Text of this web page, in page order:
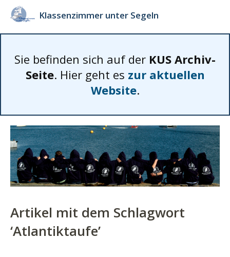
Klassenzimmer unter Segeln
Sie befinden sich auf der KUS Archiv-
Seite. Hier geht es zur aktuellen
Website.
Artikel mit dem Schlagwort
‘Atlantiktaufe’